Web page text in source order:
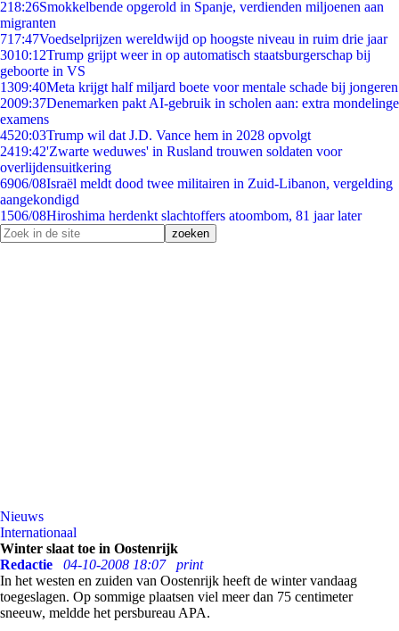
218:26Smokkelbende opgerold in Spanje, verdienden miljoenen aan
migranten
717:47Voedselprijzen wereldwijd op hoogste niveau in ruim drie jaar
3010:12Trump grijpt weer in op automatisch staatsburgerschap bij
geboorte in VS
1309:40Meta krijgt half miljard boete voor mentale schade bij jongeren
2009:37Denemarken pakt AI-gebruik in scholen aan: extra mondelinge
examens
4520:03Trump wil dat J.D. Vance hem in 2028 opvolgt
2419:42'Zwarte weduwes' in Rusland trouwen soldaten voor
overlijdensuitkering
6906/08Israël meldt dood twee militairen in Zuid-Libanon, vergelding
aangekondigd
1506/08Hiroshima herdenkt slachtoffers atoombom, 81 jaar later
Nieuws
Internationaal
Winter slaat toe in Oostenrijk
Redactie
04-10-2008 18:07
print
In het westen en zuiden van Oostenrijk heeft de winter vandaag
toegeslagen. Op sommige plaatsen viel meer dan 75 centimeter
sneeuw, meldde het persbureau APA.